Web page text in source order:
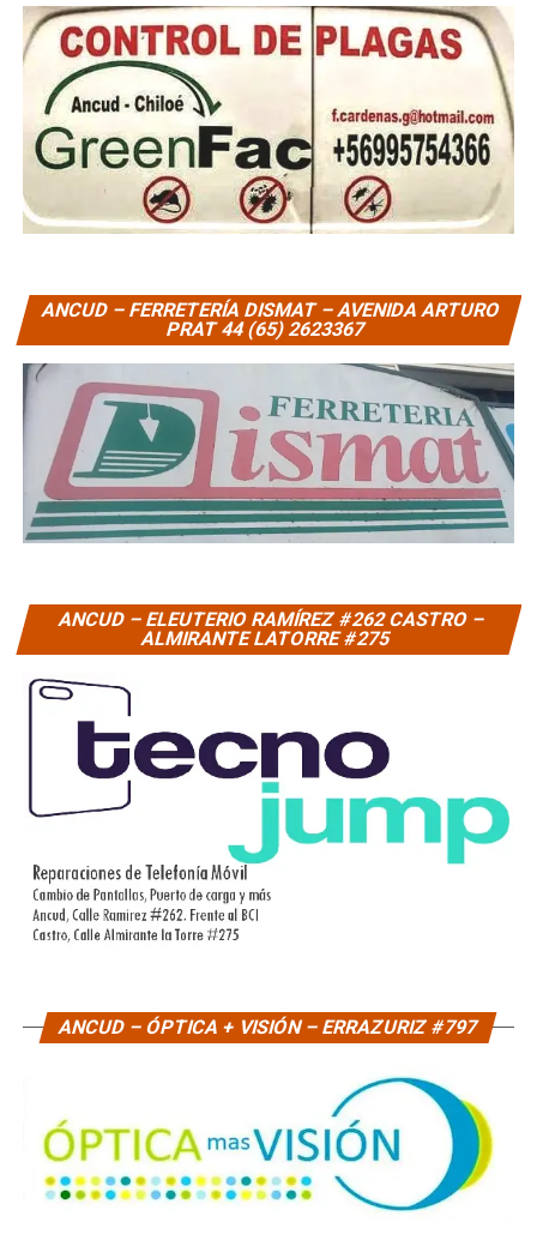
ANCUD – FERRETERÍA DISMAT – AVENIDA ARTURO
PRAT 44 (65) 2623367
ANCUD – ELEUTERIO RAMÍREZ #262 CASTRO –
ALMIRANTE LATORRE #275
ANCUD – ÓPTICA + VISIÓN – ERRAZURIZ #797